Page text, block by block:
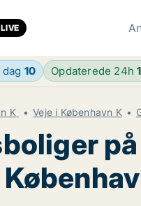
LIVE
10 Opdaterede 24h
K Veje i København K
på